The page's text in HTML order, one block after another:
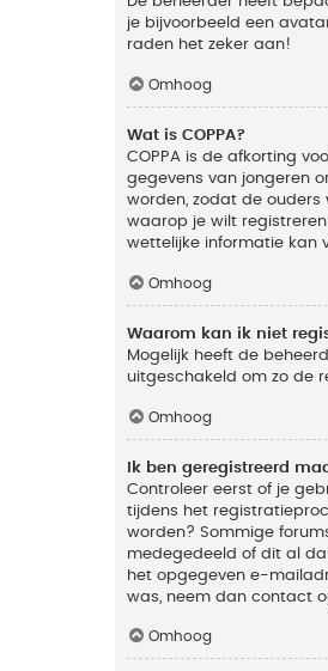
je bijvoorbeeld een
raden het zeker aan!
Omhoog
Wat is COPPA?
COPPA is de afkorting
gegevens van jongeren
worden, zodat de ouders
waarop je wilt
wettelijke informatie kan
Omhoog
Waarom kan ik niet
Mogelijk heeft de
uitgeschakeld om zo de
Omhoog
Ik ben geregistreerd
Controleer eerst of je
tijdens het
worden? Sommige
medegedeeld of dit al
het opgegeven e-
was, neem dan contact
Omhoog